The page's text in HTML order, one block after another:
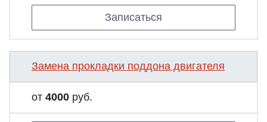
Записаться
Замена прокладки поддона двигателя
от 4000 руб.